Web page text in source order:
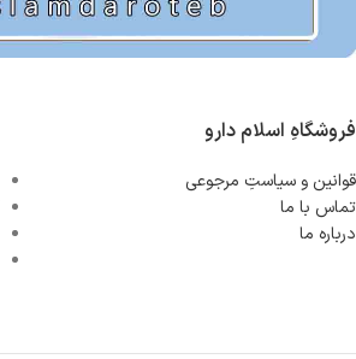
فروشگاهِ اسلام دارو
قوانین و سیاستِ مرجوعی
تماس با ما
درباره ما